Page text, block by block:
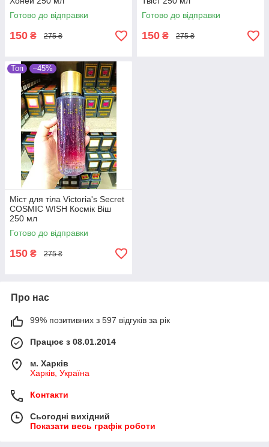
Готово до відправки
150 ₴ 275 ₴
Готово до відправки
150 ₴ 275 ₴
Топ –45%
Міст для тіла Victoria's Secret
COSMIC WISH Космік Віш
250 мл
Готово до відправки
150 ₴ 275 ₴
Про нас
99% позитивних з 597 відгуків за рік
Працює з 08.01.2014
м. Харків
Харків, Україна
Контакти
Сьогодні вихідний
Показати весь графік роботи